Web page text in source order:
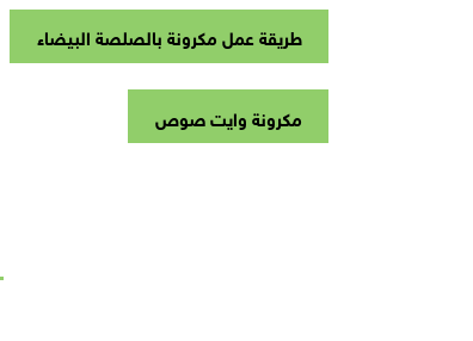
طريقة عمل مكرونة بالصلصة البيضاء
مكرونة وايت صوص